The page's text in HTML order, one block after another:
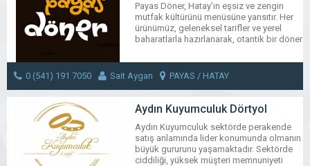
Payas Döner, Hatay’ın eşsiz ve zengin
mutfak kültürünü menüsüne yansıtır. Her
ürünümüz, geleneksel tarifler ve yerel
baharatlarla hazırlanarak, otantik bir döner
iyi deneyimi sunmak için yalnızca taze ve
kaliteli malzemeler kullanıyoruz.
WhatsApp
Facebook
Messenger
X Bluesky
Tumblr
Share
0 (541) 191 7050 Sait Aygan PAYAS / HATAY
MESAJ GÖNDER
Aydın Kuyumculuk Dörtyol
Aydın Kuyumculuk sektörde perakende
satış anlamında lider konumunda olmanın
büyük gururunu yaşamaktadır. Sektörde
ciddiliği, yüksek müşteri memnuniyeti